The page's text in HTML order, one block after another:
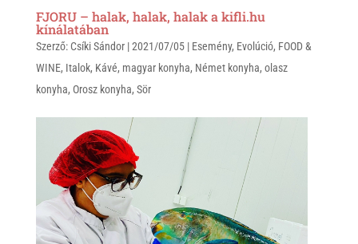
FJORU – halak, halak, halak a kifli.hu
kínálatában
Szerző: Csíki Sándor|2021/07/05| Esemény, Evolúció, FOOD &
WINE, Italok, Kávé, magyar konyha, Német konyha, olasz
konyha, Orosz konyha, Sör